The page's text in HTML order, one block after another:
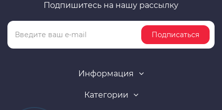
Подпишитесь на нашу рассылку
Подписаться
Информация
Категории